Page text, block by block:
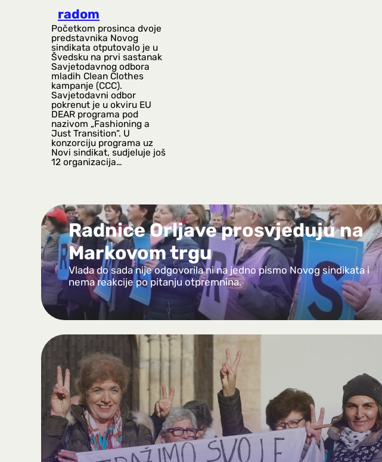
radom
Početkom prosinca dvoje
predstavnika Novog
sindikata otputovalo je u
Švedsku na prvi sastanak
Savjetodavnog odbora
mladih Clean Clothes
kampanje (CCC).
Savjetodavni odbor
pokrenut je u okviru EU
DEAR programa pod
nazivom „Fashioning a
Just Transition“. U
konzorciju programa uz
Novi sindikat, sudjeluje još
12 organizacija…
Radnice Orljave prosvjeduju na
Markovom trgu
Vlada do sada nije odgovorila ni na jedno pismo Novog sindikata i
nema reakcije po pitanju otpremnina.